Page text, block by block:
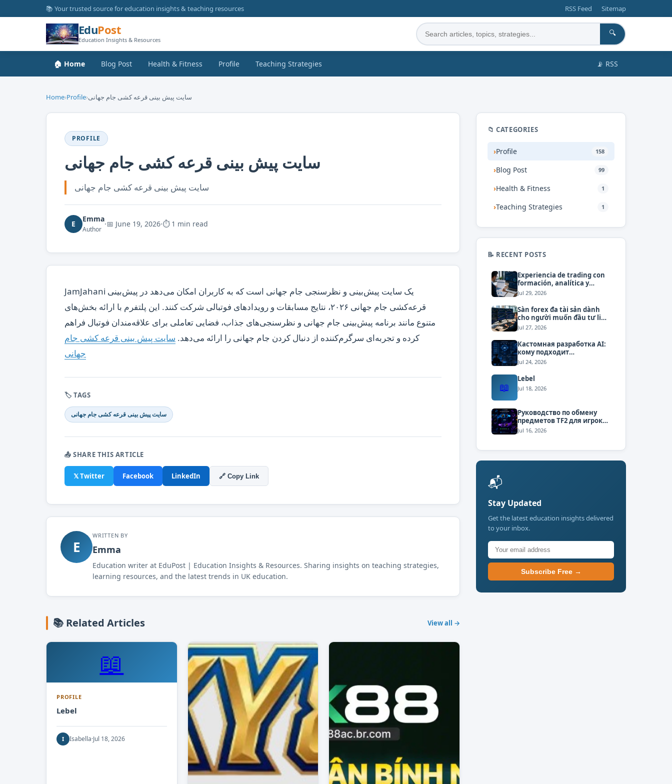
📚 Your trusted source for education insights & teaching resources RSS Feed Sitemap
EduPost
Education Insights & Resources
🔍
🏠 Home Blog Post Health & Fitness Profile Teaching Strategies 📡 RSS
Home›Profile›سایت پیش بینی قرعه کشی جام جهانی
PROFILE
سایت پیش بینی قرعه کشی جام جهانی
سایت پیش بینی قرعه کشی جام جهانی
E
Emma
Author
·📅 June 19, 2026·⏱ 1 min read
JamJahani یک سایت پیش‌بینی و نظرسنجی جام جهانی است که به کاربران امکان می‌دهد در پیش‌بینی
قرعه‌کشی جام جهانی ۲۰۲۶، نتایج مسابقات و رویدادهای فوتبالی شرکت کنند. این پلتفرم با ارائه بخش‌های
متنوع مانند برنامه پیش‌بینی جام جهانی و نظرسنجی‌های جذاب، فضایی تعاملی برای علاقه‌مندان فوتبال فراهم
کرده و تجربه‌ای سرگرم‌کننده از دنبال کردن جام جهانی را ارائه می‌دهد. سایت پیش بینی قرعه کشی جام
جهانی
🏷 TAGS
سایت پیش بینی قرعه کشی جام جهانی
📤 SHARE THIS ARTICLE
𝕏 Twitter Facebook LinkedIn 🔗 Copy Link
E
WRITTEN BY
Emma
Education writer at EduPost | Education Insights & Resources. Sharing insights on teaching strategies,
learning resources, and the latest trends in UK education.
📚 Related Articles View all →
📖
PROFILE
Lebel
I Isabella·Jul 18, 2026
📁 CATEGORIES
›Profile 158
›Blog Post 99
›Health & Fitness 1
›Teaching Strategies 1
📝 RECENT POSTS
Experiencia de trading con
formación, analítica y
atención personalizada
Jul 29, 2026
Sàn forex đa tài sản dành
cho người muốn đầu tư linh
hoạt
Jul 27, 2026
Кастомная разработка AI:
кому подходит
индивидуальный подход
Jul 24, 2026
📖
Lebel
Jul 18, 2026
Руководство по обмену
предметов TF2 для игроков
и трейдеров
Jul 16, 2026
📬
Stay Updated
Get the latest education insights delivered
to your inbox.
Subscribe Free →